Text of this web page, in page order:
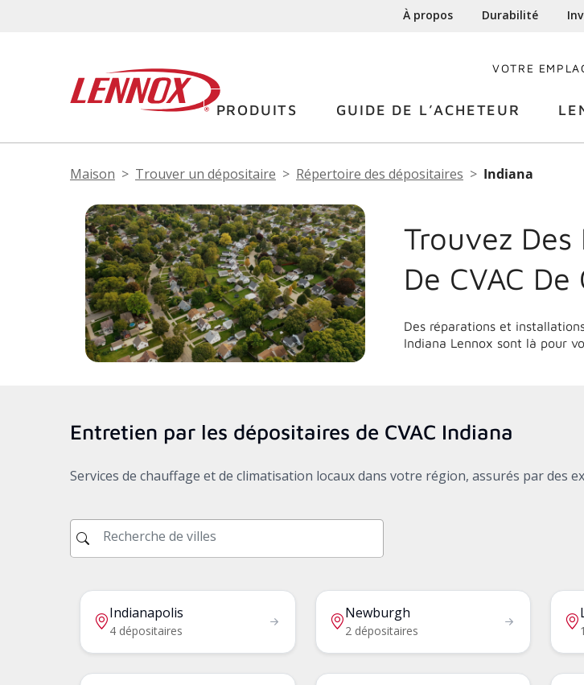
À propos Durabilité
VOTRE
PRODUITS GUIDE DE L’ACHETEUR
Maison Trouver un dépositaire Répertoire des dépositaires Indiana
Trouvez
De CVAC
Des réparations et
Indiana Lennox sont là pour
Entretien par les dépositaires de CVAC Indiana
Services de chauffage et de climatisation locaux dans votre région, assurés par des
Indianapolis
4 dépositaires
Newburgh
2 dépositaires